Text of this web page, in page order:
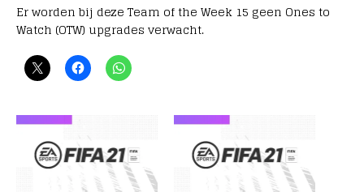
Er worden bij deze Team of the Week 15 geen Ones to
Watch (OTW) upgrades verwacht.